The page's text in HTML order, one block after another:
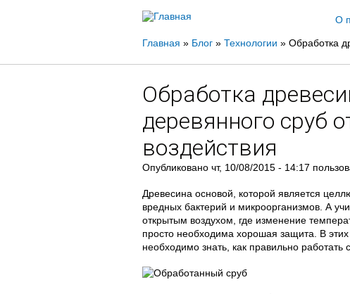
О
Вы
здесь
Главная » Блог » Технологии » Обработка
Обработка
деревянного сруб
воздействия
Опубликовано чт, 10/08/2015 - 14:17
Древесина основой, которой является
вредных бактерий и микроорганизмов. А
открытым воздухом, где изменение
просто необходима хорошая защита. В
необходимо знать, как правильно работать